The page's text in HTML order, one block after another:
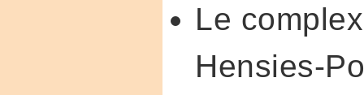
Le
Hensies-